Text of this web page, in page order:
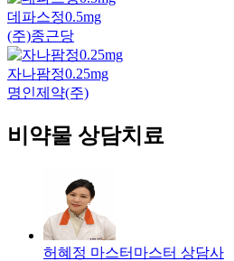
데파스정0.5mg
(주)종근당
자나팜정0.25mg
명인제약(주)
비약물 상담치료
허혜정 마스터 마스터 상담사